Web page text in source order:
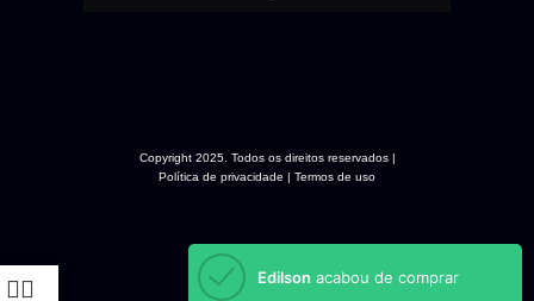
Copyright 2025. Todos os direitos reservados |
Política de privacidade | Termos de uso
Edilson acabou de comprar